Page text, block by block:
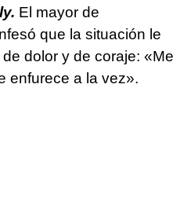
El mayor de
que la situación le
dolor y de coraje: «Me
enfurece a la vez».